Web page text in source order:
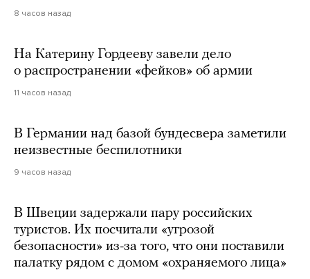
8 часов назад
На Катерину Гордееву завели дело
о распространении «фейков» об армии
11 часов назад
В Германии над базой бундесвера заметили
неизвестные беспилотники
9 часов назад
В Швеции задержали пару российских
туристов. Их посчитали «угрозой
безопасности» из-за того, что они поставили
палатку рядом с домом «охраняемого лица»